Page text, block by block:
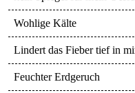
Wohlige Kälte
Lindert das Fieber tief in
Feuchter Erdgeruch